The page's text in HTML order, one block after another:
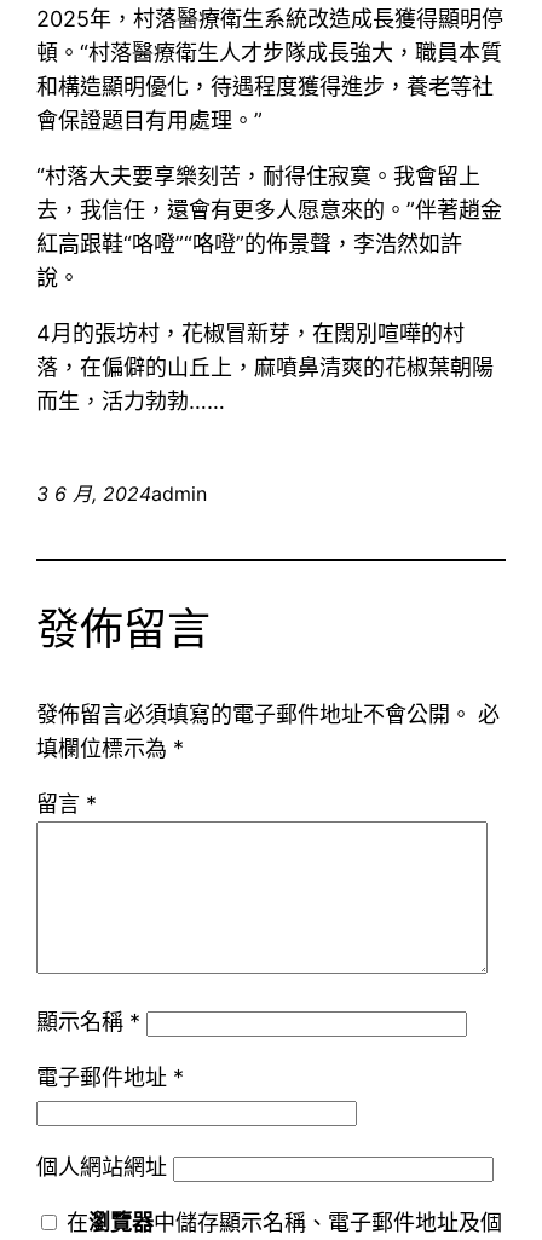
2025年，村落醫療衛生系統改造成長獲得顯明停
頓。“村落醫療衛生人才步隊成長強大，職員本質
和構造顯明優化，待遇程度獲得進步，養老等社
會保證題目有用處理。”
“村落大夫要享樂刻苦，耐得住寂寞。我會留上
去，我信任，還會有更多人愿意來的。”伴著趙金
紅高跟鞋“咯噔”“咯噔”的佈景聲，李浩然如許
說。
4月的張坊村，花椒冒新芽，在闊別喧嘩的村
落，在偏僻的山丘上，麻噴鼻清爽的花椒葉朝陽
而生，活力勃勃……
3 6 月, 2024admin
發佈留言
發佈留言必須填寫的電子郵件地址不會公開。 必
填欄位標示為 *
留言 *
顯示名稱 *
電子郵件地址 *
個人網站網址
在瀏覽器中儲存顯示名稱、電子郵件地址及個